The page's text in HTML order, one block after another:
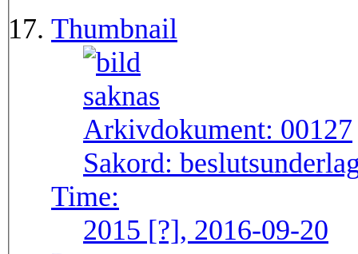
Thumbnail
Arkivdokument: 00127
Sakord:
Time:
2015 [?], 2016-09-20